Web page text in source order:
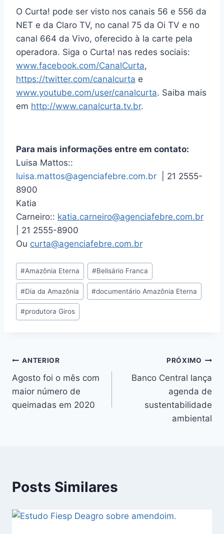
O Curta! pode ser visto nos canais 56 e 556 da
NET e da Claro TV, no canal 75 da Oi TV e no
canal 664 da Vivo, oferecido à la carte pela
operadora. Siga o Curta! nas redes sociais:
www.facebook.com/CanalCurta,
https://twitter.com/canalcurta e
www.youtube.com/user/canalcurta. Saiba mais
em http://www.canalcurta.tv.br.
Para mais informações entre em contato:
Luisa Mattos::
luisa.mattos@agenciafebre.com.br | 21 2555-
8900
Katia
Carneiro:: katia.carneiro@agenciafebre.com.br
| 21 2555-8900
Ou curta@agenciafebre.com.br
#Amazônia Eterna #Belisário Franca
#Dia da Amazônia #documentário Amazônia Eterna
#produtora Giros
ANTERIOR
Agosto foi o mês com
maior número de
queimadas em 2020
PRÓXIMO
Banco Central lança
agenda de
sustentabilidade
ambiental
Posts Similares